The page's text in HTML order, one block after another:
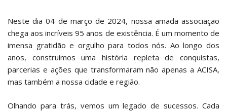
Neste dia 04 de março de 2024, nossa amada associação
chega aos incríveis 95 anos de existência. É um momento de
imensa gratidão e orgulho para todos nós. Ao longo dos
anos, construímos uma história repleta de conquistas,
parcerias e ações que transformaram não apenas a ACISA,
mas também a nossa cidade e região.
Olhando para trás, vemos um legado de sucessos. Cada